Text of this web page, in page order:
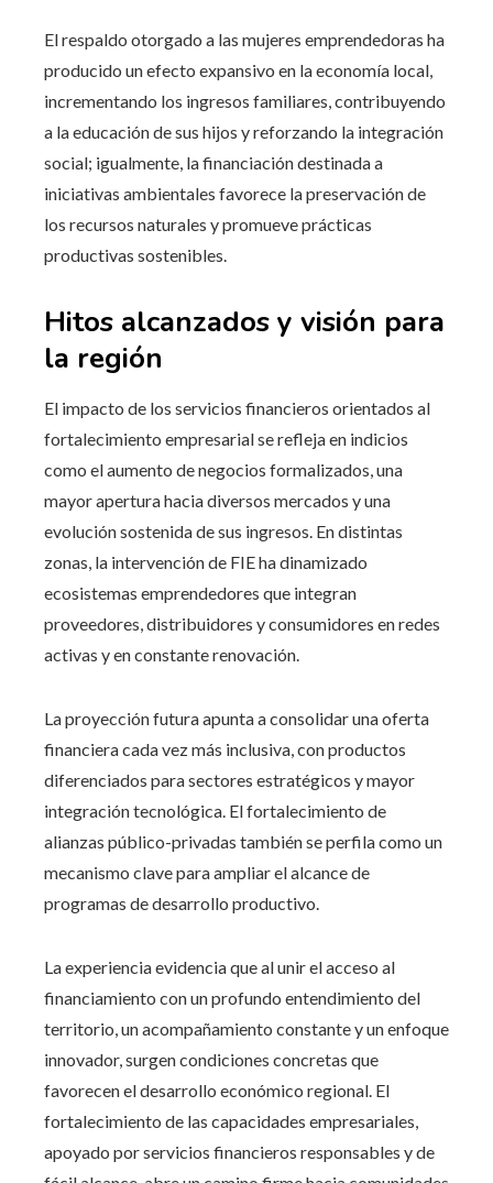
El respaldo otorgado a las mujeres emprendedoras ha
producido un efecto expansivo en la economía local,
incrementando los ingresos familiares, contribuyendo
a la educación de sus hijos y reforzando la integración
social; igualmente, la financiación destinada a
iniciativas ambientales favorece la preservación de
los recursos naturales y promueve prácticas
productivas sostenibles.
Hitos alcanzados y visión para
la región
El impacto de los servicios financieros orientados al
fortalecimiento empresarial se refleja en indicios
como el aumento de negocios formalizados, una
mayor apertura hacia diversos mercados y una
evolución sostenida de sus ingresos. En distintas
zonas, la intervención de FIE ha dinamizado
ecosistemas emprendedores que integran
proveedores, distribuidores y consumidores en redes
activas y en constante renovación.
La proyección futura apunta a consolidar una oferta
financiera cada vez más inclusiva, con productos
diferenciados para sectores estratégicos y mayor
integración tecnológica. El fortalecimiento de
alianzas público-privadas también se perfila como un
mecanismo clave para ampliar el alcance de
programas de desarrollo productivo.
La experiencia evidencia que al unir el acceso al
financiamiento con un profundo entendimiento del
territorio, un acompañamiento constante y un enfoque
innovador, surgen condiciones concretas que
favorecen el desarrollo económico regional. El
fortalecimiento de las capacidades empresariales,
apoyado por servicios financieros responsables y de